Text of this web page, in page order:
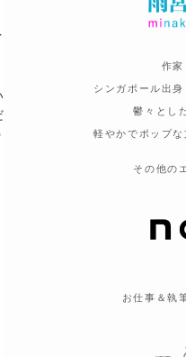
作家
シンガポール出
鬱々とし
軽やかでポップ
その他の
お仕事＆執